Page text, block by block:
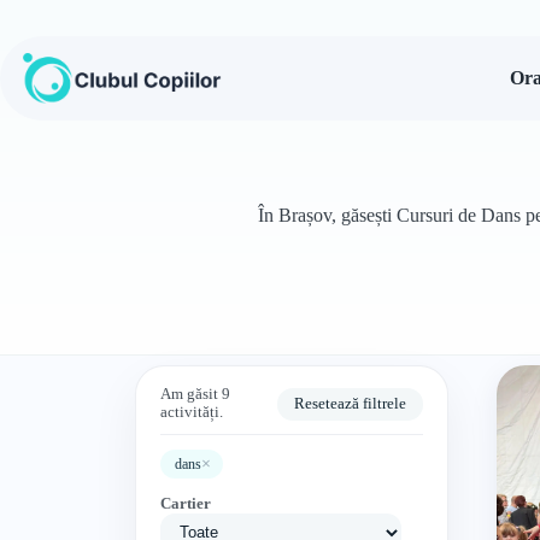
conținut
În Brașov, găsești Cursuri de Dans
Am găsit 9
activități.
Resetează filtrele
dans×
Cartier